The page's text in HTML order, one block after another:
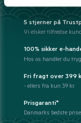
5 stjerner på
Vi elsker tilfredse
100% sikker e-
Hos os handler du
Fri fragt over 399
- ellers fra kun 39 kr.
Prisgaranti*
Danmarks bedste